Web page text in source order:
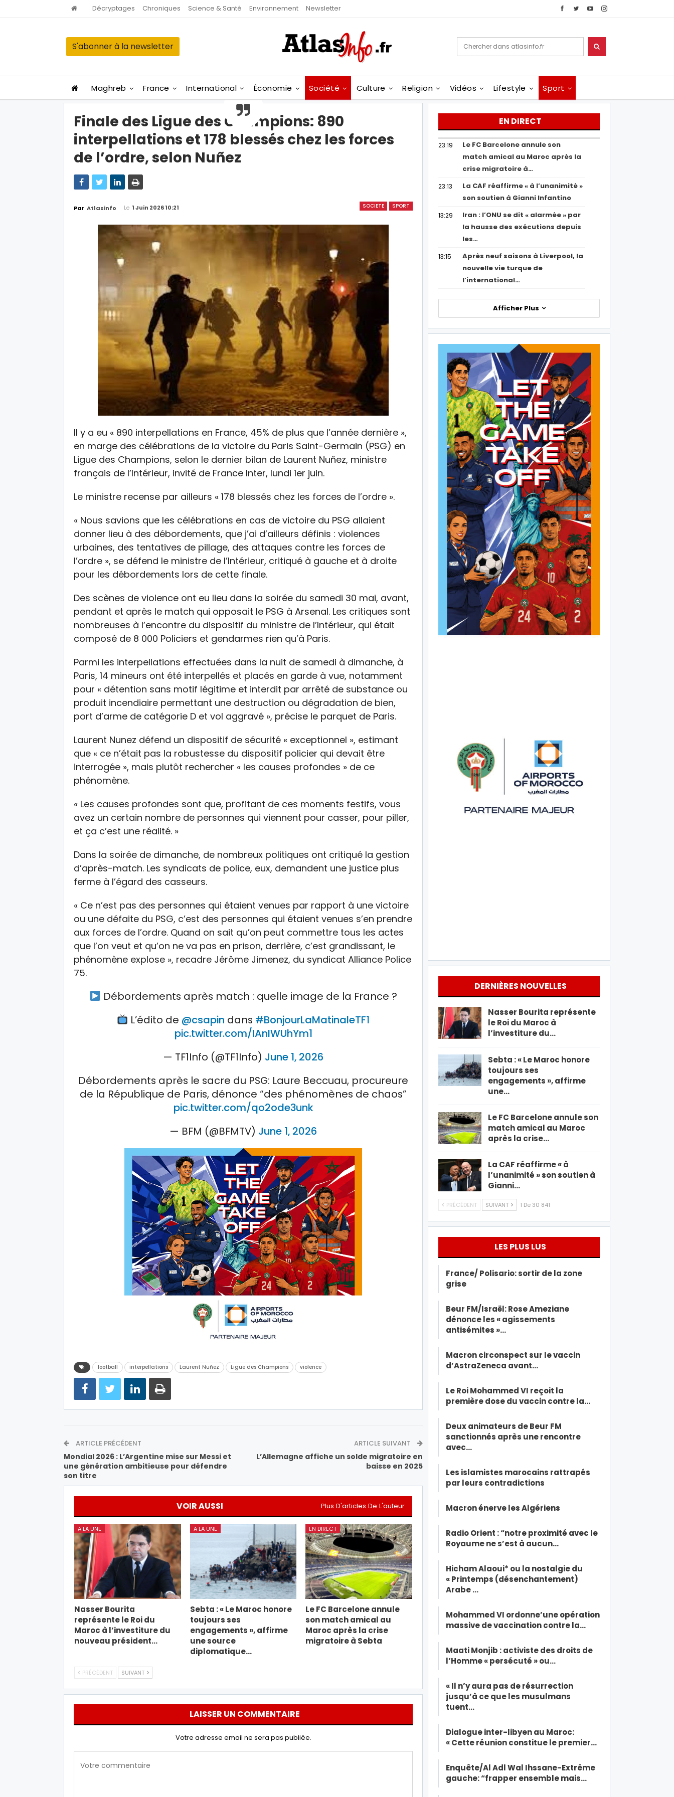
Décryptages Chroniques Science & Santé Environnement Newsletter
S'abonner à la newsletter
Maghreb France International Économie Société Culture Religion Vidéos Lifestyle Sport
Finale des Ligue des Champions: 890
interpellations et 178 blessés chez les forces
de l’ordre, selon Nuñez
SOCIETE SPORT
Par Atlasinfo Le 1 Juin 2026 10:21
Il y a eu « 890 interpellations en France, 45% de plus que l’année dernière »,
en marge des célébrations de la victoire du Paris Saint-Germain (PSG) en
Ligue des Champions, selon le dernier bilan de Laurent Nuñez, ministre
français de l’Intérieur, invité de France Inter(Nouvelle
, lundi 1er juin.
Le ministre recense par ailleurs « 178 blessés chez les forces de l’ordre ».
« Nous savions que les célébrations en cas de victoire du PSG allaient
donner lieu à des débordements, que j’ai d’ailleurs définis : violences
urbaines, des tentatives de pillage, des attaques contre les forces de
l’ordre », se défend le ministre de l’Intérieur, critiqué à gauche et à droite
pour les débordements lors de cette finale.
Des scènes de violence ont eu lieu dans la soirée du samedi 30 mai, avant,
pendant et après le match qui opposait le PSG à Arsenal. Les critiques sont
nombreuses à l’encontre du dispositif du ministre de l’Intérieur, qui était
composé de 8 000 Policiers et gendarmes rien qu’à Paris.
Parmi les interpellations effectuées dans la nuit de samedi à dimanche, à
Paris, 14 mineurs ont été interpellés et placés en garde à vue, notamment
pour « détention sans motif légitime et interdit par arrêté de substance ou
produit incendiaire permettant une destruction ou dégradation de bien,
port d’arme de catégorie D et vol aggravé », précise le parquet de Paris.
Laurent Nunez défend un dispositif de sécurité « exceptionnel », estimant
que « ce n’était pas la robustesse du dispositif policier qui devait être
interrogée », mais plutôt rechercher « les causes profondes » de ce
phénomène.
« Les causes profondes sont que, profitant de ces moments festifs, vous
avez un certain nombre de personnes qui viennent pour casser, pour piller,
et ça c’est une réalité. »
Dans la soirée de dimanche, de nombreux politiques ont critiqué la gestion
d’après-match. Les syndicats de police, eux, demandent une justice plus
ferme à l’égard des casseurs.
« Ce n’est pas des personnes qui étaient venues par rapport à une victoire
ou une défaite du PSG, c’est des personnes qui étaient venues s’en prendre
aux forces de l’ordre. Quand on sait qu’on peut commettre tous les actes
que l’on veut et qu’on ne va pas en prison, derrière, c’est grandissant, le
phénomène explose », recadre Jérôme Jimenez, du syndicat Alliance Police
75.
Débordements après match : quelle image de la France ?
L’édito de @csapin dans #BonjourLaMatinaleTF1
pic.twitter.com/IAnIWUhYm1
— TF1Info (@TF1Info) June 1, 2026
Débordements après le sacre du PSG: Laure Beccuau, procureure
de la République de Paris, dénonce “des phénomènes de chaos”
pic.twitter.com/qo2ode3unk
— BFM (@BFMTV) June 1, 2026
football interpellations Laurent Nuñez Ligue des Champions violence
ARTICLE PRÉCÉDENT
Mondial 2026 : L’Argentine mise sur Messi et
une génération ambitieuse pour défendre
son titre
ARTICLE SUIVANT
L’Allemagne affiche un solde migratoire en
baisse en 2025
VOIR AUSSI Plus D'articles De L'auteur
A LA UNE
Nasser Bourita
représente le Roi du
Maroc à l’investiture du
nouveau président…
A LA UNE
Sebta : « Le Maroc honore
toujours ses
engagements », affirme
une source
diplomatique…
EN DIRECT
Le FC Barcelone annule
son match amical au
Maroc après la crise
migratoire à Sebta
PRÉCÉDENT SUIVANT
LAISSER UN COMMENTAIRE
Votre adresse email ne sera pas publiée.
EN DIRECT
23:19
Le FC Barcelone annule son
match amical au Maroc après la
crise migratoire à…
23:13
La CAF réaffirme « à l’unanimité »
son soutien à Gianni Infantino
13:29
Iran : l’ONU se dit « alarmée » par
la hausse des exécutions depuis
les…
13:15
Après neuf saisons à Liverpool, la
nouvelle vie turque de
l’international…
Afficher Plus
DERNIÈRES NOUVELLES
Nasser Bourita représente
le Roi du Maroc à
l’investiture du…
Sebta : « Le Maroc honore
toujours ses
engagements », affirme
une…
Le FC Barcelone annule son
match amical au Maroc
après la crise…
La CAF réaffirme « à
l’unanimité » son soutien à
Gianni…
PRÉCÉDENT SUIVANT 1 De 30 841
LES PLUS LUS
France/ Polisario: sortir de la zone
grise
Beur FM/Israël: Rose Ameziane
dénonce les « agissements
antisémites »…
Macron circonspect sur le vaccin
d’AstraZeneca avant…
Le Roi Mohammed VI reçoit la
première dose du vaccin contre la…
Deux animateurs de Beur FM
sanctionnés après une rencontre
avec…
Les islamistes marocains rattrapés
par leurs contradictions
Macron énerve les Algériens
Radio Orient : “notre proximité avec le
Royaume ne s’est à aucun…
Hicham Alaoui* ou la nostalgie du
« Printemps (désenchantement)
Arabe …
Mohammed VI ordonne’une opération
massive de vaccination contre la…
Maati Monjib : activiste des droits de
l’Homme « persécuté » ou…
« Il n’y aura pas de résurrection
jusqu’à ce que les musulmans
tuent…
Dialogue inter-libyen au Maroc:
« Cette réunion constitue le premier…
Enquête/Al Adl Wal Ihssane-Extrême
gauche: “frapper ensemble mais…